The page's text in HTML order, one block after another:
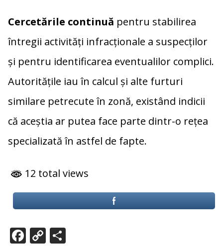
Cercetările continuă pentru stabilirea
întregii activități infracționale a suspecților
și pentru identificarea eventualilor complici.
Autoritățile iau în calcul și alte furturi
similare petrecute în zonă, existând indicii
că aceștia ar putea face parte dintr-o rețea
specializată în astfel de fapte.
12 total views
F C P